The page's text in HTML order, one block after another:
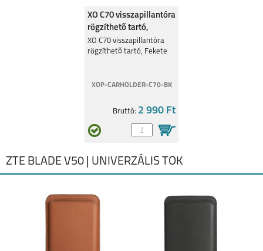
XO C70 visszapillantóra
rögzíthető tartó,
Fekete
XO C70 visszapillantóra
rögzíthető tartó, Fekete
XOP-CARHOLDER-C70-BK
Bruttó: 2 990 Ft
ZTE BLADE V50 | UNIVERZÁLIS TOK